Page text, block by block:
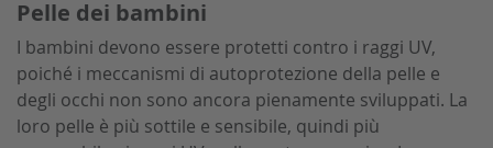
Pelle dei bambini
I bambini devono essere protetti contro i raggi UV,
poiché i meccanismi di autoprotezione della pelle e
degli occhi non sono ancora pienamente sviluppati. La
loro pelle è più sottile e sensibile, quindi più